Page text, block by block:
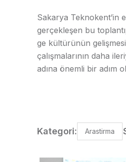
Sakarya Teknokent’in
gerçekleşen bu
ge kültürünün
çalışmalarının daha
adına önemli bir adım
Kategori: Arastirma